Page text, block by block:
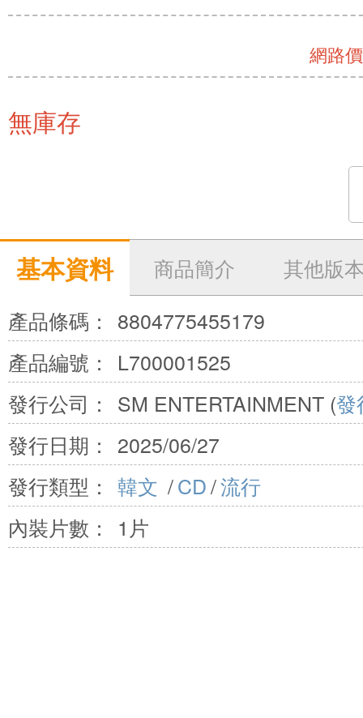
網路
無庫存
基本資料 商品簡介
其他版
產品條碼：
8804775455179
產品編號：
L700001525
發行公司：
SM ENTERTAINMENT (發
發行日期：
2025/06/27
發行類型： 韓文 /CD/流行
內裝片數：
1片